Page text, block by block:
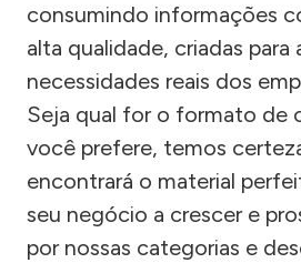
consumindo informações
alta qualidade, criadas para
necessidades reais dos
Seja qual for o formato de
você prefere, temos
encontrará o material
seu negócio a crescer e
por nossas categorias e